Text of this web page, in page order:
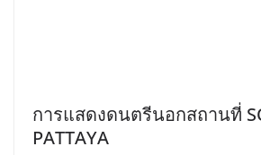
การแสดงดนตรีนอกสถานที่
PATTAYA